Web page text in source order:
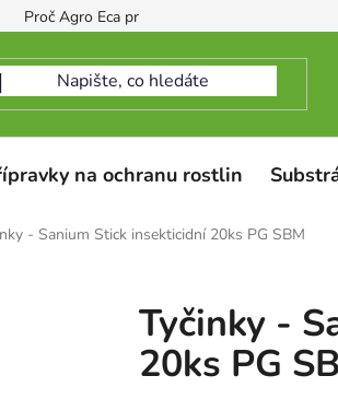
Proč Agro Eca protect
na ochranu rostlin
- Sanium Stick insekticidní 20ks PG SBM
Tyčinky -
20ks PG